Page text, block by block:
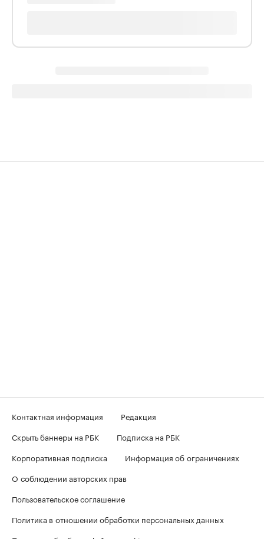
Контактная информация
Редакция
Скрыть баннеры на РБК
Подписка на РБК
Корпоративная подписка
Информация об ограничениях
О соблюдении авторских прав
Пользовательское соглашение
Политика в отношении обработки персональных данных